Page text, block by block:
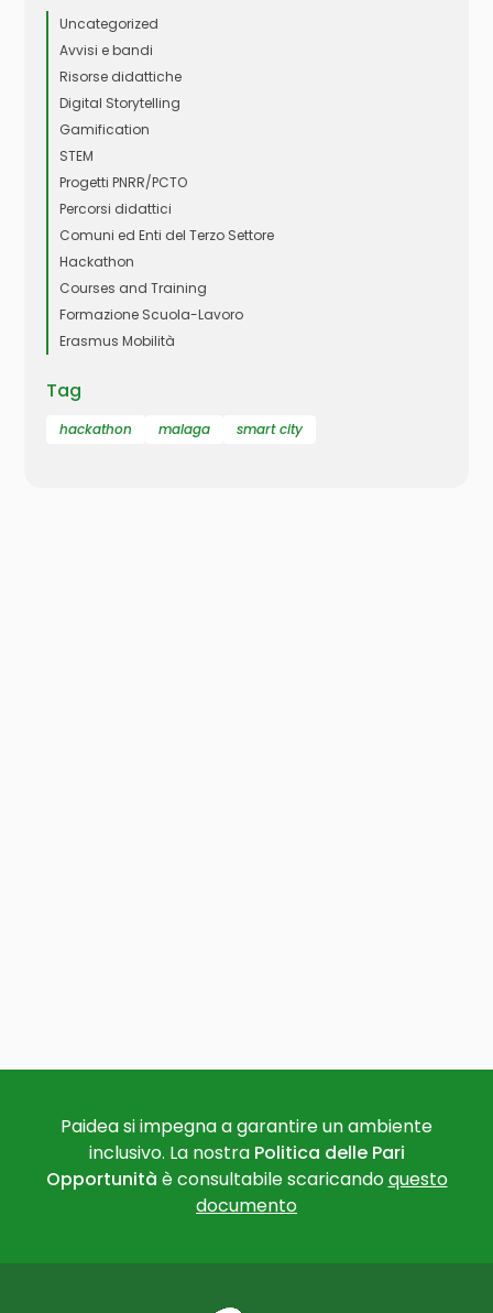
Uncategorized
Avvisi e bandi
Risorse didattiche
Digital Storytelling
Gamification
STEM
Progetti PNRR/PCTO
Percorsi didattici
Comuni ed Enti del Terzo Settore
Hackathon
Courses and Training
Formazione Scuola-Lavoro
Erasmus Mobilità
Tag
hackathon malaga smart city
Paidea si impegna a garantire un ambiente
inclusivo. La nostra Politica delle Pari
Opportunità è consultabile scaricandoquesto
documento